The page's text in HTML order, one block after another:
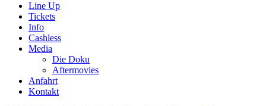
Line Up
Tickets
Info
Cashless
Media
Die Doku
Aftermovies
Anfahrt
Kontakt